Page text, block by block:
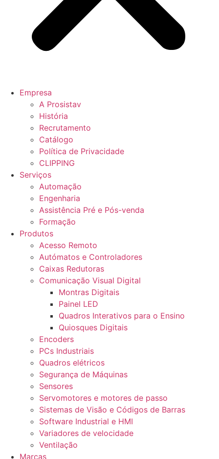
Empresa
A Prosistav
História
Recrutamento
Catálogo
Política de Privacidade
CLIPPING
Serviços
Automação
Engenharia
Assistência Pré e Pós-venda
Formação
Produtos
Acesso Remoto
Autómatos e Controladores
Caixas Redutoras
Comunicação Visual Digital
Montras Digitais
Painel LED
Quadros Interativos para o Ensino
Quiosques Digitais
Encoders
PCs Industriais
Quadros elétricos
Segurança de Máquinas
Sensores
Servomotores e motores de passo
Sistemas de Visão e Códigos de Barras
Software Industrial e HMI
Variadores de velocidade
Ventilação
Marcas